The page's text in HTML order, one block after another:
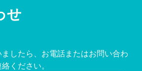
せ
したら、お電話またはお問い合わ
ください。